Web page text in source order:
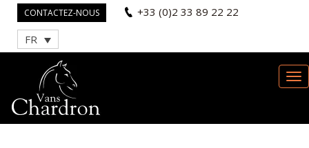
CONTACTEZ-NOUS +33 (0)2 33 89 22 22
FR